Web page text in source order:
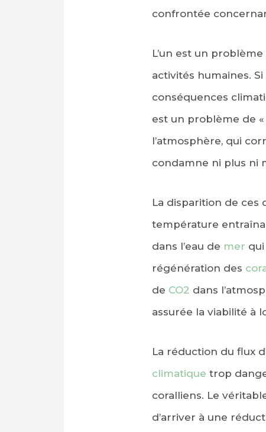
confrontée
L’un est un problème
activités humaines.
conséquences
est un problème de «
l’atmosphère, qui
condamne ni plus ni
La disparition de ces
température
dans l’eau de mer
régénération des
de CO2 dans
assurée la viabilité à
La réduction du flux
climatique trop
coralliens. Le
d’arriver à une